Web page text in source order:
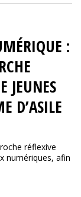
:
JEUNES
D’ASILE
réflexive
numériques, afin